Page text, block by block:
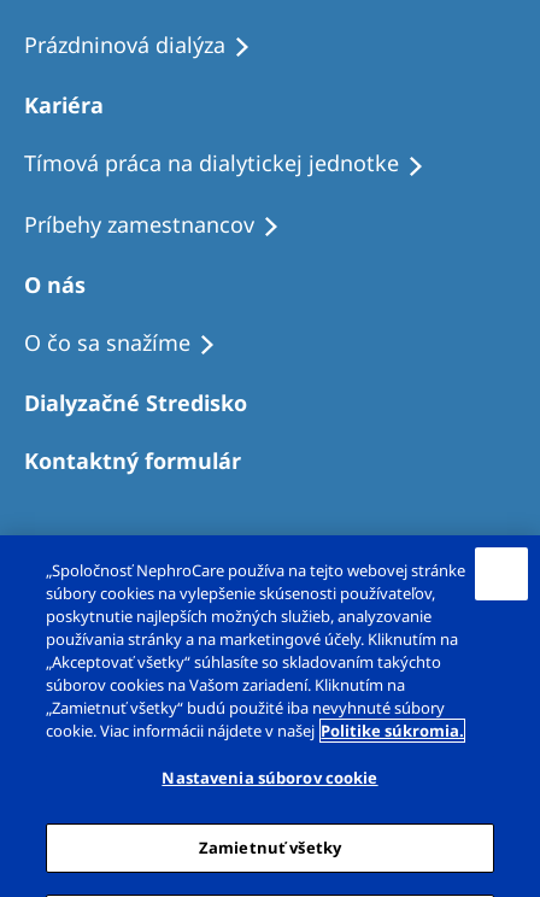
Sweden
Switzerland
Asia Pacific
Philippines
North America
NephroCare International
Global Website
Prázdninová dialýza
Kariéra
Tímová práca na dialytickej jednotke
Príbehy zamestnancov
O nás
O čo sa snažíme
Dialyzačné Stredisko
Kontaktný formulár
Copyright© FMC-dialyzačné služby, s. r. o. 2026.
Všetky práva vyhradené.
Právne poznámky
Ochrana súkromia
Cookie vyhlásenie
Dialógové okno Nastavenia súborov cookie
„Spoločnosť NephroCare používa na tejto webovej stránke
súbory cookies na vylepšenie skúsenosti používateľov,
poskytnutie najlepších možných služieb, analyzovanie
používania stránky a na marketingové účely. Kliknutím na
„Akceptovať všetky“ súhlasíte so skladovaním takýchto
súborov cookies na Vašom zariadení. Kliknutím na
„Zamietnuť všetky“ budú použité iba nevyhnuté súbory
cookie. Viac informácii nájdete v našej Politike súkromia.
Nastavenia súborov cookie
Zamietnuť všetky